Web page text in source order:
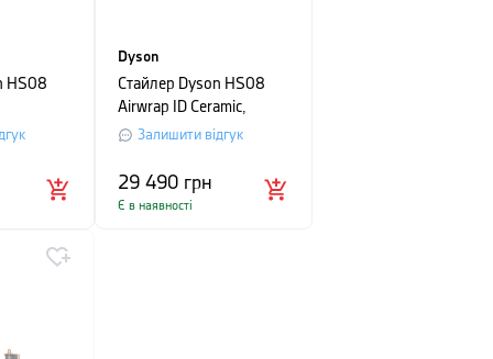
HS08
Dyson
Стайлер Dyson HS08
Airwrap ID Ceramic,
рожевий
Залишити відгук
29 490 грн
Є в наявності